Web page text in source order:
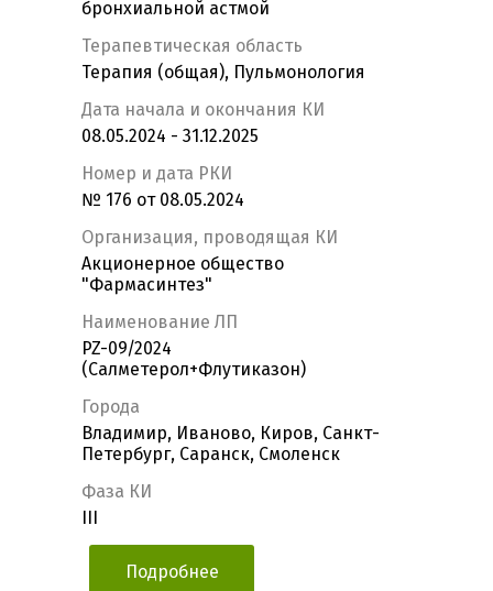
бронхиальной астмой
Терапевтическая область
Терапия (общая), Пульмонология
Дата начала и окончания КИ
08.05.2024 - 31.12.2025
Номер и дата РКИ
№ 176 от 08.05.2024
Организация, проводящая КИ
Акционерное общество
"Фармасинтез"
Наименование ЛП
PZ-09/2024
(Салметерол+Флутиказон)
Города
Владимир, Иваново, Киров, Санкт-
Петербург, Саранск, Смоленск
Фаза КИ
Подробнее